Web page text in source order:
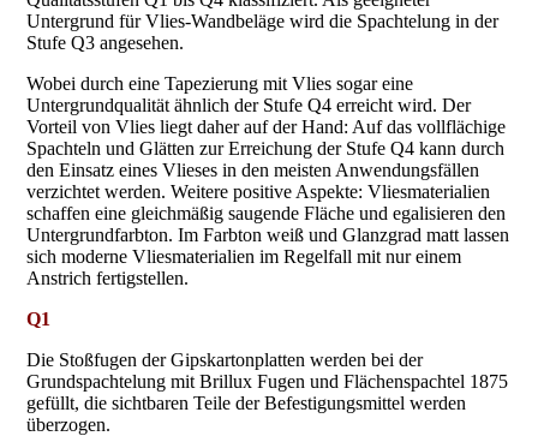
Untergrund für Vlies-Wandbeläge wird die Spachtelung in der
Stufe Q3 angesehen.
Wobei durch eine Tapezierung mit Vlies sogar eine
Untergrundqualität ähnlich der Stufe Q4 erreicht wird. Der
Vorteil von Vlies liegt daher auf der Hand: Auf das vollflächige
Spachteln und Glätten zur Erreichung der Stufe Q4 kann durch
den Einsatz eines Vlieses in den meisten Anwendungsfällen
verzichtet werden. Weitere positive Aspekte: Vliesmaterialien
schaffen eine gleichmäßig saugende Fläche und egalisieren den
Untergrundfarbton. Im Farbton weiß und Glanzgrad matt lassen
sich moderne Vliesmaterialien im Regelfall mit nur einem
Anstrich fertigstellen.
Q1
Die Stoßfugen der Gipskartonplatten werden bei der
Grundspachtelung mit Brillux Fugen und Flächenspachtel 1875
gefüllt, die sichtbaren Teile der Befestigungsmittel werden
überzogen.